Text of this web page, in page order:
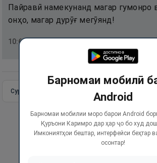
Пайравӣ намекунанд магар гумонро
онҳо, магар дурӯғ мегӯянд!
10:66
Сураи пурра Идома
Барномаи мобилӣ
Android
Барномаи мобилии моро барои Android
Қуръони Каримро дар ҳар ҷо бо худ
Имкониятҳои бештар, интерфейси беҳтар
осонтар!